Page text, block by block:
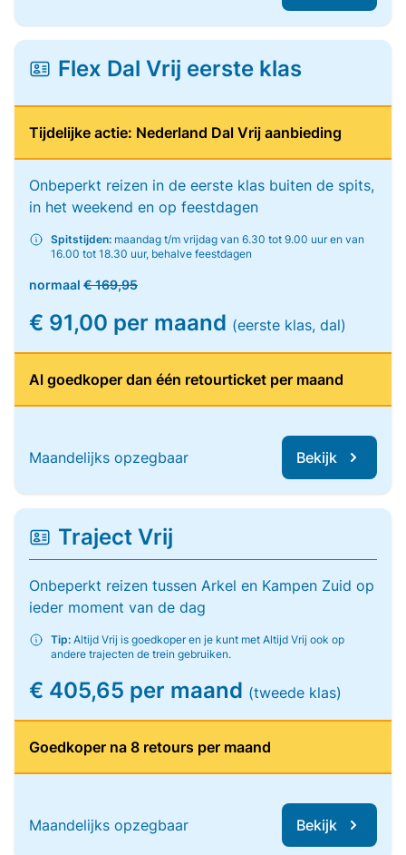
Flex Dal Vrij eerste klas
Tijdelijke actie: Nederland Dal Vrij aanbieding
Onbeperkt reizen in de eerste klas buiten de spits,
in het weekend en op feestdagen
Spitstijden: maandag t/m vrijdag van 6.30 tot 9.00 uur en van
16.00 tot 18.30 uur, behalve feestdagen
normaal € 169,95
€ 91,00 per maand (eerste klas, dal)
Al goedkoper dan één retourticket per maand
Maandelijks opzegbaar Bekijk
Traject Vrij
Onbeperkt reizen tussen Arkel en Kampen Zuid op
ieder moment van de dag
Tip: Altijd Vrij is goedkoper en je kunt met Altijd Vrij ook op
andere trajecten de trein gebruiken.
€ 405,65 per maand (tweede klas)
Goedkoper na 8 retours per maand
Maandelijks opzegbaar Bekijk